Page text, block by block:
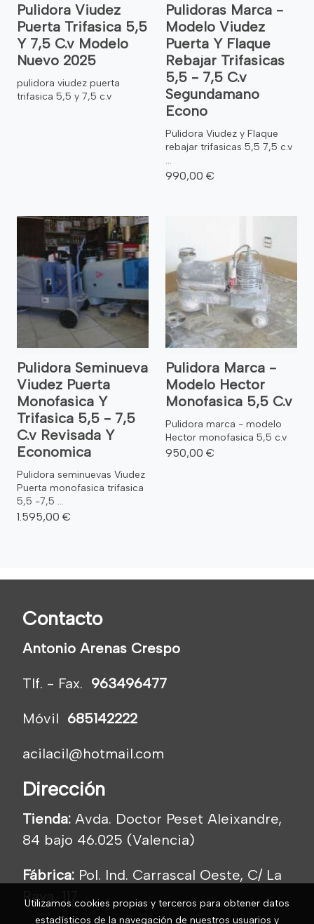
Pulidora Viudez
Puerta Trifasica 5,5
Y 7,5 C.v Modelo
Nuevo 2025
pulidora viudez puerta
trifasica 5,5 y 7,5 c.v
Pulidoras Marca -
Modelo Viudez
Puerta Y Flaque
Rebajar Trifasicas
5,5 - 7,5 C.v
Segundamano
Econo
Pulidora Viudez y Flaque
rebajar trifasicas 5,5 7,5 c.v
...
990,00 €
Pulidora Seminueva
Viudez Puerta
Monofasica Y
Trifasica 5,5 - 7,5
C.v Revisada Y
Economica
Pulidora seminuevas Viudez
Puerta monofasica trifasica
5,5 -7,5 ...
1.595,00 €
Pulidora Marca -
Modelo Hector
Monofasica 5,5 C.v
Pulidora marca - modelo
Hector monofasica 5,5 c.v
950,00 €
Contacto
Antonio Arenas Crespo
Tlf. - Fax. 963496477
Móvil 685142222
acilacil@hotmail.com
Dirección
Tienda: Avda. Doctor Peset Aleixandre,
84 bajo 46.025 (Valencia)
Fábrica: Pol. Ind. Carrascal Oeste, C/ La
Raya, 117
Utilizamos cookies propias y terceros para obtener datos
estadísticos de la navegación de nuestros usuarios y